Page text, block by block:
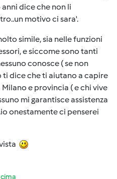
dice che non li
motivo ci sara'.
simile, sia nelle funzioni
e siccome sono tanti
conosce ( se non
ti dice che ti aiutano a capire
e provincia ( e chi vive
mi garantisce assistenza
onestamente ci penserei
cima